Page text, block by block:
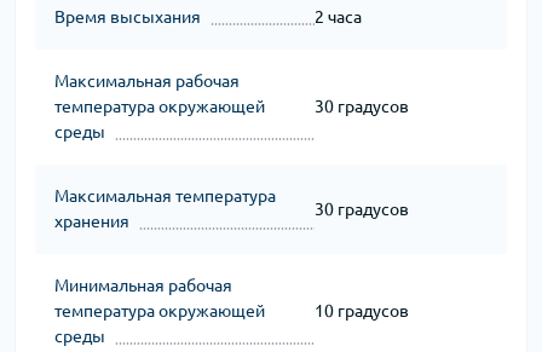
Время высыхания 2 часа
Максимальная рабочая
температура окружающей
среды
30 градусов
Максимальная температура
хранения
30 градусов
Минимальная рабочая
температура окружающей
среды
10 градусов